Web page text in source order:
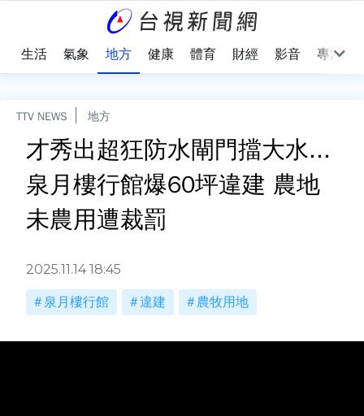
生活 氣象 地方 健康 體育 財經 影音 專題
TTV NEWS 地方
才秀出超狂防水閘門擋大水...
泉月樓行館爆60坪違建 農地
未農用遭裁罰
2025.11.14 18:45
泉月樓行館 違建 農牧用地